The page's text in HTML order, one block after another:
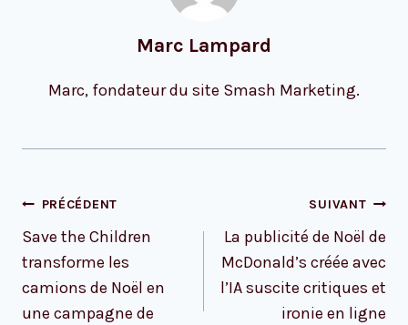
Marc Lampard
Marc, fondateur du site Smash Marketing.
Navigation
l’article
PRÉCÉDENT
Save the Children
transforme les
camions de Noël en
une campagne de
SUIVANT
La publicité de Noël de
McDonald’s créée avec
l’IA suscite critiques et
ironie en ligne